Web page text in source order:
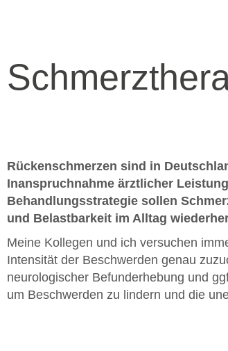
Rückenschmerzen sind in
Inanspruchnahme ärztlicher
Behandlungsstrategie sollen
und Belastbarkeit im Alltag
Meine Kollegen und ich versuchen
Intensität der Beschwerden genau
neurologischer Befunderhebung und
um Beschwerden zu lindern und die